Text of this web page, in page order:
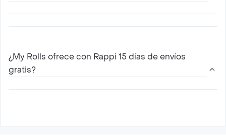
Solo elige tu restaurante de My Rolls mas
cercano, escoge entre las diferentes opciones
de menú que ofrece , agregalas al carrito y
paga online
¿My Rolls ofrece con Rappi 15 días de envíos
gratis?
15 días de envíos gratis con My Rolls